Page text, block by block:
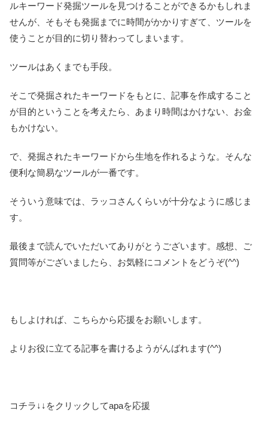
ルキーワード発掘ツールを見つけることができるかもしれま
せんが、そもそも発掘までに時間がかかりすぎて、ツールを
使うことが目的に切り替わってしまいます。
ツールはあくまでも手段。
そこで発掘されたキーワードをもとに、記事を作成すること
が目的ということを考えたら、あまり時間はかけない、お金
もかけない。
で、発掘されたキーワードから生地を作れるような。そんな
便利な簡易なツールが一番です。
そういう意味では、ラッコさんくらいが十分なように感じま
す。
最後まで読んでいただいてありがとうございます。感想、ご
質問等がございましたら、お気軽にコメントをどうぞ(^^)
もしよければ、こちらから応援をお願いします。
よりお役に立てる記事を書けるようがんばれます(^^)
コチラ↓↓をクリックしてapaを応援